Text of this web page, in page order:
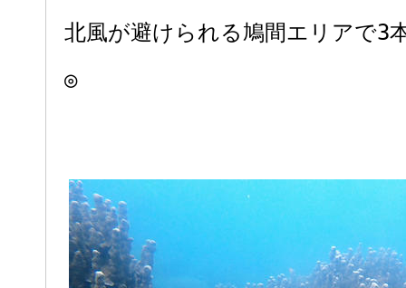
北風が避けられる鳩間エリアで3
◎